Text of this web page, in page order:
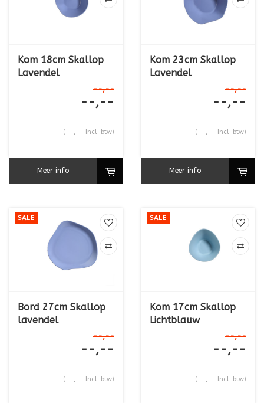
Kom 18cm Skallop
Lavendel
--,--
--,--
(--,-- Incl. btw)
Meer info
Kom 23cm Skallop
Lavendel
--,--
--,--
(--,-- Incl. btw)
Meer info
SALE
Bord 27cm Skallop
lavendel
--,--
--,--
(--,-- Incl. btw)
SALE
Kom 17cm Skallop
Lichtblauw
--,--
--,--
(--,-- Incl. btw)